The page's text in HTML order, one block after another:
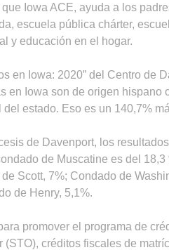
Iowa ACE, ayuda a los
escuela pública chárter,
y educación en el hogar.
en Iowa: 2020” del Centro de
en Iowa son de origen hispano
del estado. Eso es un 140,7%
de Davenport, los
de Muscatine es del
Scott, 7%; Condado de
de Henry, 5,1%.
promover el programa de
(STO), créditos fiscales de